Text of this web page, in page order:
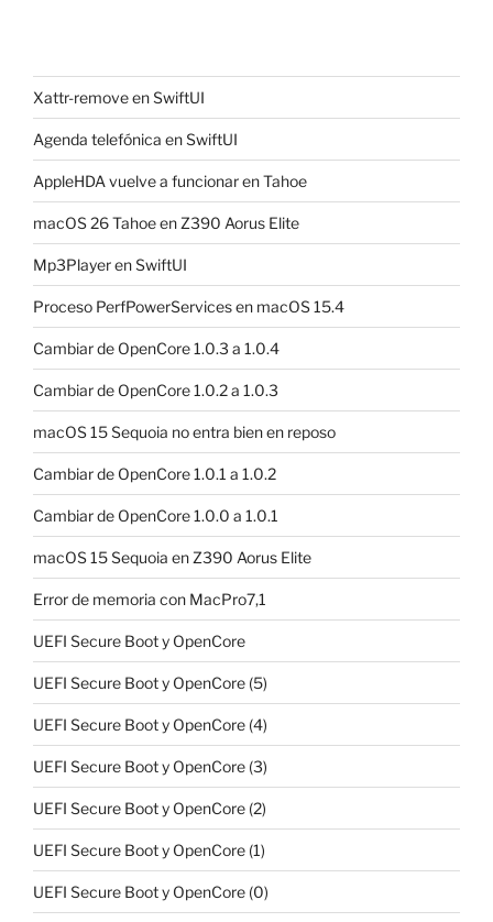
Xattr-remove en SwiftUI
Agenda telefónica en SwiftUI
AppleHDA vuelve a funcionar en Tahoe
macOS 26 Tahoe en Z390 Aorus Elite
Mp3Player en SwiftUI
Proceso PerfPowerServices en macOS 15.4
Cambiar de OpenCore 1.0.3 a 1.0.4
Cambiar de OpenCore 1.0.2 a 1.0.3
macOS 15 Sequoia no entra bien en reposo
Cambiar de OpenCore 1.0.1 a 1.0.2
Cambiar de OpenCore 1.0.0 a 1.0.1
macOS 15 Sequoia en Z390 Aorus Elite
Error de memoria con MacPro7,1
UEFI Secure Boot y OpenCore
UEFI Secure Boot y OpenCore (5)
UEFI Secure Boot y OpenCore (4)
UEFI Secure Boot y OpenCore (3)
UEFI Secure Boot y OpenCore (2)
UEFI Secure Boot y OpenCore (1)
UEFI Secure Boot y OpenCore (0)